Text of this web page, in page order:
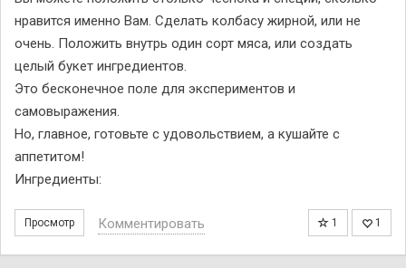
нравится именно Вам. Сделать колбасу жирной, или не
очень. Положить внутрь один сорт мяса, или создать
целый букет ингредиентов.
Это бесконечное поле для экспериментов и
самовыражения.
Но, главное, готовьте с удовольствием, а кушайте с
аппетитом!
Ингредиенты:
Просмотр 1 1
Комментировать